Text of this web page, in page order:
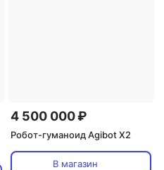
4 500 000 ₽
Робот-гуманоид Agibot X2
В магазин